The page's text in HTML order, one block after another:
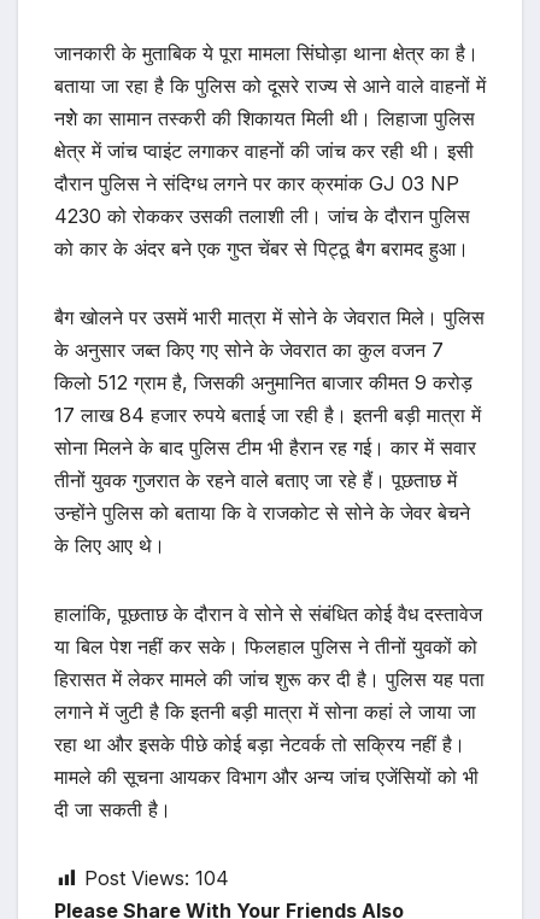
जानकारी के मुताबिक ये पूरा मामला सिंघोड़ा थाना क्षेत्र का है।
बताया जा रहा है कि पुलिस को दूसरे राज्य से आने वाले वाहनों में
नशेे का सामान तस्करी की शिकायत मिली थी। लिहाजा पुलिस
क्षेत्र में जांच प्वाइंट लगाकर वाहनों की जांच कर रही थी। इसी
दौरान पुलिस ने संदिग्ध लगने पर कार क्रमांक GJ 03 NP
4230 को रोककर उसकी तलाशी ली। जांच के दौरान पुलिस
को कार के अंदर बने एक गुप्त चेंबर से पिट्ठू बैग बरामद हुआ।
बैग खोलने पर उसमें भारी मात्रा में सोने के जेवरात मिले। पुलिस
के अनुसार जब्त किए गए सोने के जेवरात का कुल वजन 7
किलो 512 ग्राम है, जिसकी अनुमानित बाजार कीमत 9 करोड़
17 लाख 84 हजार रुपये बताई जा रही है। इतनी बड़ी मात्रा में
सोना मिलने के बाद पुलिस टीम भी हैरान रह गई। कार में सवार
तीनों युवक गुजरात के रहने वाले बताए जा रहे हैं। पूछताछ में
उन्होंने पुलिस को बताया कि वे राजकोट से सोने के जेवर बेचने
के लिए आए थे।
हालांकि, पूछताछ के दौरान वे सोने से संबंधित कोई वैध दस्तावेज
या बिल पेश नहीं कर सके। फिलहाल पुलिस ने तीनों युवकों को
हिरासत में लेकर मामले की जांच शुरू कर दी है। पुलिस यह पता
लगाने में जुटी है कि इतनी बड़ी मात्रा में सोना कहां ले जाया जा
रहा था और इसके पीछे कोई बड़ा नेटवर्क तो सक्रिय नहीं है।
मामले की सूचना आयकर विभाग और अन्य जांच एजेंसियों को भी
दी जा सकती है।
Post Views: 104
Please Share With Your Friends Also